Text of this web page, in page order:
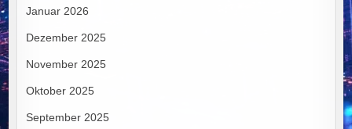
Januar 2026
Dezember 2025
November 2025
Oktober 2025
September 2025